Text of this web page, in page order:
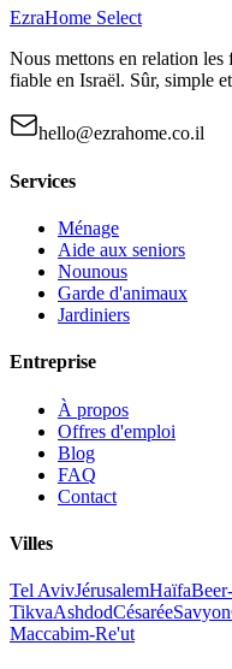
EzraHome Select
Nous mettons en relation les
fiable en Israël. Sûr, simple
hello@ezrahome.co.il
Services
Ménage
Aide aux seniors
Nounous
Garde d'animaux
Jardiniers
Entreprise
À propos
Offres d'emploi
Blog
FAQ
Contact
Villes
Tel AvivJérusalemHaïfa
TikvaAshdodCésaréeSavyon
Maccabim-Re'ut